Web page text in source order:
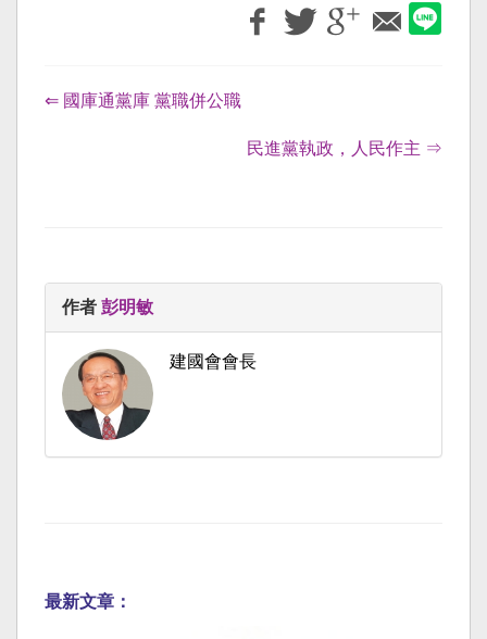
⇐ 國庫通黨庫 黨職併公職
民進黨執政，人民作主 ⇒
作者 彭明敏
建國會會長
最新文章：